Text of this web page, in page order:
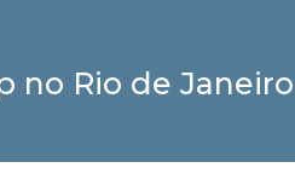
no Rio de Janeiro